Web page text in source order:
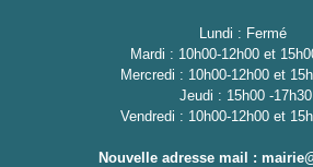
Lundi : Fermé
Mardi : 10h00-12h00 et
Mercredi : 10h00-12h00 et
Jeudi : 15h00 -17h30
Vendredi : 10h00-12h00 et
Nouvelle adresse mail :